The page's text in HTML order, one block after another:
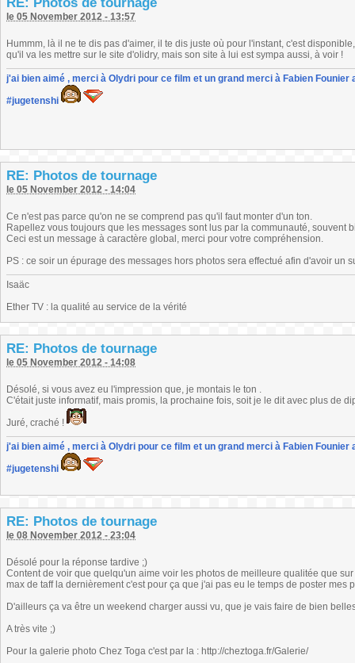
le 05 November 2012 - 13:57
Hummm, là il ne te dis pas d'aimer, il te dis juste où pour l'instant, c'est
qu'il va les mettre sur le site d'olidry, mais son site à lui est sympa aussi, à voir !
j'ai bien aimé , merci à Olydri pour ce film et un grand merci à Fabien
#jugetenshi
RE: Photos de tournage
le 05 November 2012 - 14:04
Ce n'est pas parce qu'on ne se comprend pas qu'il faut monter d'un ton.
Rapellez vous toujours que les messages sont lus par la communauté, souvent
Ceci est un message à caractère global, merci pour votre compréhension.
PS : ce soir un épurage des messages hors photos sera effectué afin d'avoir un
Isaäc
Ether TV : la qualité au service de la vérité
RE: Photos de tournage
le 05 November 2012 - 14:08
Désolé, si vous avez eu l'impression que, je montais le ton .
C'était juste informatif, mais promis, la prochaine fois, soit je le dit avec plus de
Juré, craché !
j'ai bien aimé , merci à Olydri pour ce film et un grand merci à Fabien
#jugetenshi
RE: Photos de tournage
le 08 November 2012 - 23:04
Désolé pour la réponse tardive ;)
Content de voir que quelqu'un aime voir les photos de meilleure qualitée que
max de taff la dernièrement c'est pour ça que j'ai pas eu le temps de poster mes
D'ailleurs ça va être un weekend charger aussi vu, que je vais faire de bien
A très vite ;)
Pour la galerie photo Chez Toga c'est par la : http://cheztoga.fr/Galerie/